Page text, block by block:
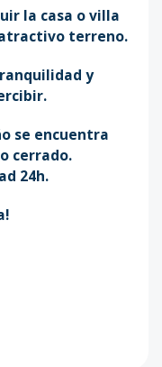
la casa o villa
terreno.
y
se encuentra
cerrado.
24h.